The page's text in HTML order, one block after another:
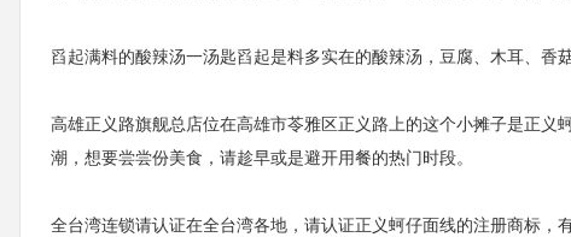
舀起满料的酸辣汤一汤匙舀起是料多实在的酸辣汤，豆腐、木耳、香
高雄正义路旗舰总店位在高雄市苓雅区正义路上的这个小摊子是正
潮，想要尝尝份美食，请趁早或是避开用餐的热门时段。
全台湾连锁请认证在全台湾各地，请认证正义蚵仔面线的注册商标，